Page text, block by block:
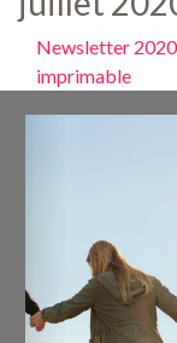
Newsletter
imprimable